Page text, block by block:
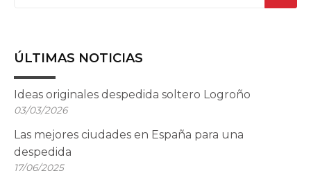
ÚLTIMAS NOTICIAS
Ideas originales despedida soltero Logroño
03/03/2026
Las mejores ciudades en España para una
despedida
17/06/2025